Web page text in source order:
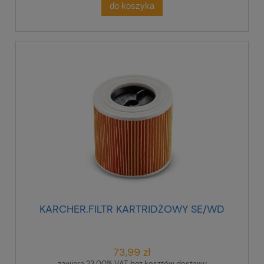
do koszyka
KARCHER.FILTR KARTRIDŻOWY SE/WD
73,99 zł